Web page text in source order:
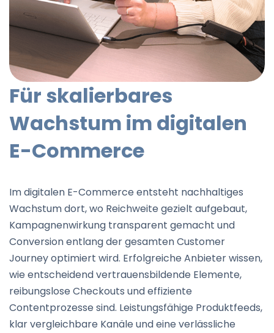
Für skalierbares
Wachstum im digitalen
E-Commerce
Im digitalen E-Commerce entsteht nachhaltiges
Wachstum dort, wo Reichweite gezielt aufgebaut,
Kampagnenwirkung transparent gemacht und
Conversion entlang der gesamten Customer
Journey optimiert wird. Erfolgreiche Anbieter wissen,
wie entscheidend vertrauensbildende Elemente,
reibungslose Checkouts und effiziente
Contentprozesse sind. Leistungsfähige Produktfeeds,
klar vergleichbare Kanäle und eine verlässliche